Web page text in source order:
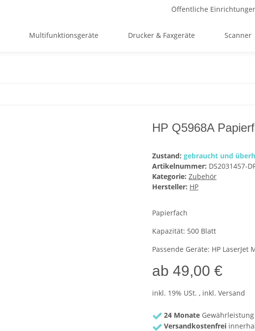
Öffentliche
Multifunktionsgeräte Drucker & Faxgeräte Scanner
HP Q5968A
Zustand: gebraucht und
Artikelnummer: DS2031457-
Kategorie: Zubehör
Hersteller: HP
Papierfach
Kapazität: 500 Blatt
Passende Geräte: HP LaserJet
ab 49,00 €
inkl. 19% USt. , inkl. Versand
24 Monate Gewährleistung
Versandkostenfrei